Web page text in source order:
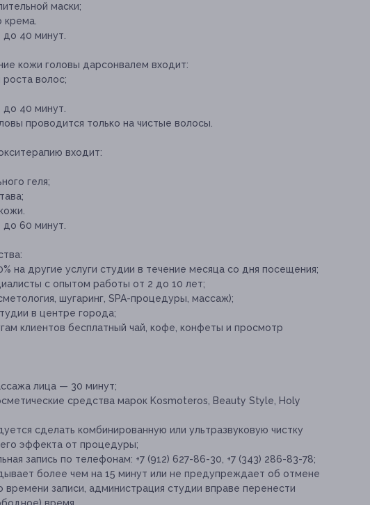
маски;
40 минут.
кожи головы дарсонвалем входит:
волос;
40 минут.
проводится только на чистые волосы.
входит:
геля;
60 минут.
на другие услуги студии в течение месяца со дня посещения;
с опытом работы от 2 до 10 лет;
шугаринг, SPA-процедуры, массаж);
в центре города;
клиентов бесплатный чай, кофе, конфеты и просмотр
лица — 30 минут;
средства марок Kosmoteros, Beauty Style, Holy
сделать комбинированную или ультразвуковую чистку
эффекта от процедуры;
запись по телефонам: +7 (912) 627-86-30, +7 (343) 286-83-78;
более чем на 15 минут или не предупреждает об отмене
времени записи, администрация студии вправе перенести